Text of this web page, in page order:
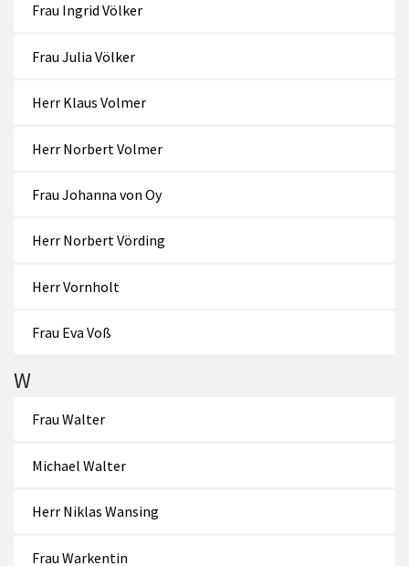
Frau Ingrid Völker
Frau Julia Völker
Herr Klaus Volmer
Herr Norbert Volmer
Frau Johanna von Oy
Herr Norbert Vörding
Herr Vornholt
Frau Eva Voß
W
Frau Walter
Michael Walter
Herr Niklas Wansing
Frau Warkentin